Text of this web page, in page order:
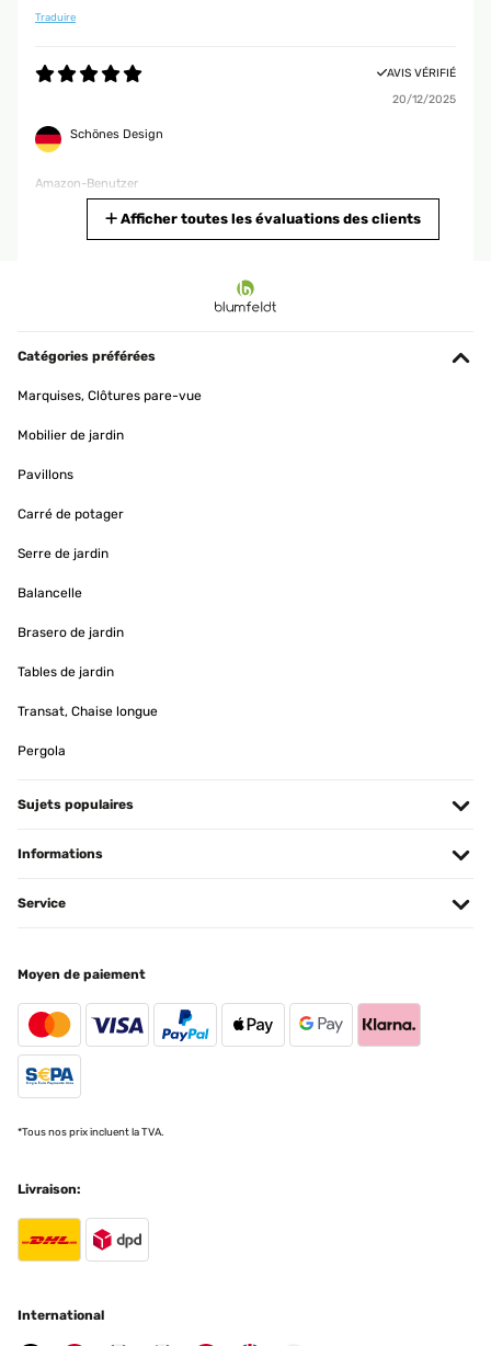
Traduire
AVIS VÉRIFIÉ
20/12/2025
Schönes Design
Amazon-Benutzer
pencil cactus that kept tipping over the pot it was in. I transplanted
it into this, filled it with more soil, and now it's very sturdy. The
nochmal bestellt. Sie sind sehr schwer, was gut ist, so bekommen
schön zur Geltung! Ganz wunderbar und auf jeden Fall ihr Geld
wert!
Amazon-Benutzer
Traduire
große Monstera-Pflanze im Einsatz. Würde ihn jeder Zeit wieder
AVIS VÉRIFIÉ
11/11/2023
with them. Perfect for my big plants!
und die Verarbeitung sind erstklassig, und er passt perfekt in
Afficher toutes les évaluations des clients
Catégories préférées
Marquises, Clôtures pare-vue
Mobilier de jardin
Pavillons
Carré de potager
Serre de jardin
Balancelle
Brasero de jardin
Tables de jardin
Transat, Chaise longue
Pergola
Sujets populaires
Informations
Service
Moyen de paiement
*Tous nos prix incluent la TVA.
Livraison:
International